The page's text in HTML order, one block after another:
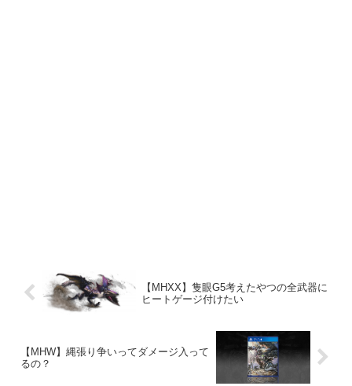
【MHXX】隻眼G5考えたやつの全武器に
ヒートゲージ付けたい
【MHW】縄張り争いってダメージ入って
るの？